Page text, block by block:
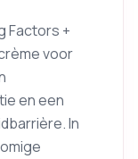
Factors +
voor
en een
In